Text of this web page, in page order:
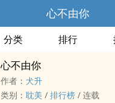
心不由你
分类 排行
心不由你
作者： 犬升
类别： 耽美 / 排行榜 / 连载